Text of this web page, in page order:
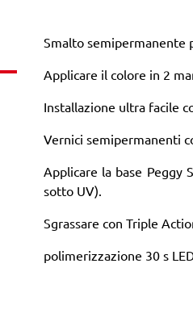
Smalto semipermanente
Applicare il colore in 2
Installazione ultra facile
Vernici semipermanenti
Applicare la base
sotto UV).
Sgrassare con Triple
polimerizzazione 30 s